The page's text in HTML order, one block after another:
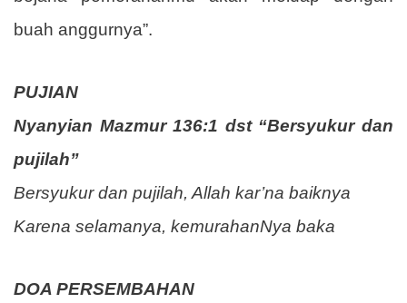
buah anggurnya”.
PUJIAN
Nyanyian Mazmur 136:1 dst “Bersyukur dan
pujilah”
Bersyukur dan pujilah, Allah kar’na baiknya
Karena selamanya, kemurahanNya baka
DOA PERSEMBAHAN